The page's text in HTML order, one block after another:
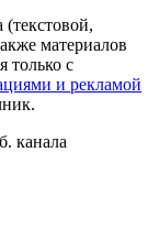
материалов
только с
и рекламой
канала